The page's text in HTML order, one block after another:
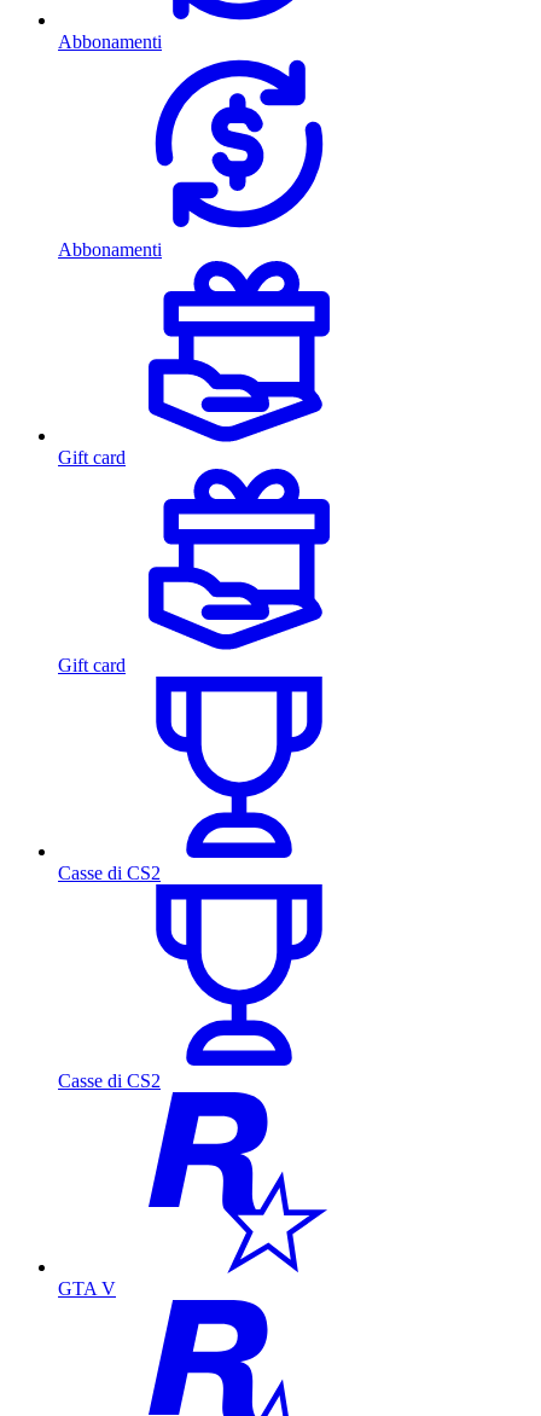
Abbonamenti
Abbonamenti
Gift card
Gift card
Casse di CS2
Casse di CS2
GTA V